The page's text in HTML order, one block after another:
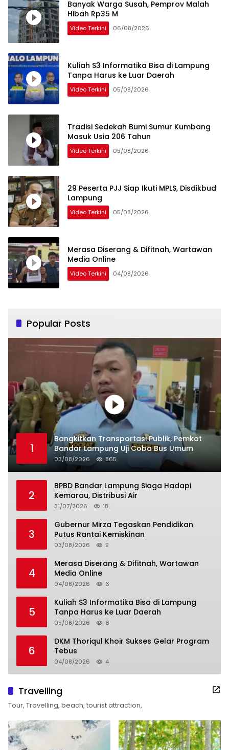
Banyak Warga Susah, Pemprov Malah
Hibah Rp35 M
Video Terkini 06/08/2026
Kuliah S3 Informatika Bisa di Lampung
Tanpa Harus ke Luar Daerah
Video Terkini 05/08/2026
Tradisi Sedekah Bumi Sumur Kumbang
Masuk Usia 206 Tahun
Video Terkini 05/08/2026
29 Peserta PJJ Siap Ikuti MPLS, Disdikbud
Lampung
Video Terkini 05/08/2026
Merasa Diserang & Difitnah, Wartawan
Media Online
Video Terkini 04/08/2026
Popular Posts
1
Bangkitkan Transportasi Publik, Pemkot
Bandar Lampung Uji Coba Bus Umum
03/08/2026 865
2
BPBD Bandar Lampung Siaga Hadapi
Kemarau, Distribusi Air
31/07/2026 18
3
Gubernur Mirza Tegaskan Pendidikan
Putus Rantai Kemiskinan
03/08/2026 9
4
Merasa Diserang & Difitnah, Wartawan
Media Online
04/08/2026 6
5
Kuliah S3 Informatika Bisa di Lampung
Tanpa Harus ke Luar Daerah
05/08/2026 6
6
DKM Thoriqul Khoir Sukses Gelar Program
Tebus
04/08/2026 4
Travelling
Tour, Travelling, beach, tourist attraction,